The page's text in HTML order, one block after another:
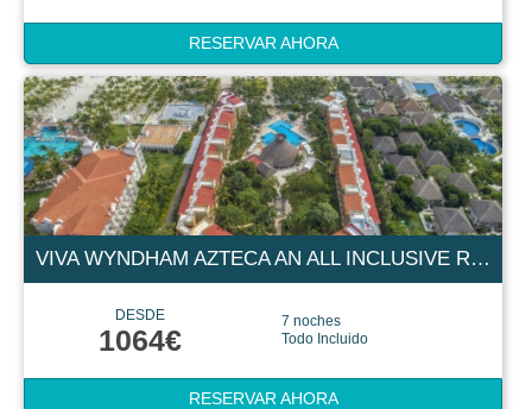
RESERVAR AHORA
VIVA WYNDHAM AZTECA AN ALL INCLUSIVE RESORT 4 ESTRELLAS
DESDE
1064€
7 noches
Todo Incluido
RESERVAR AHORA